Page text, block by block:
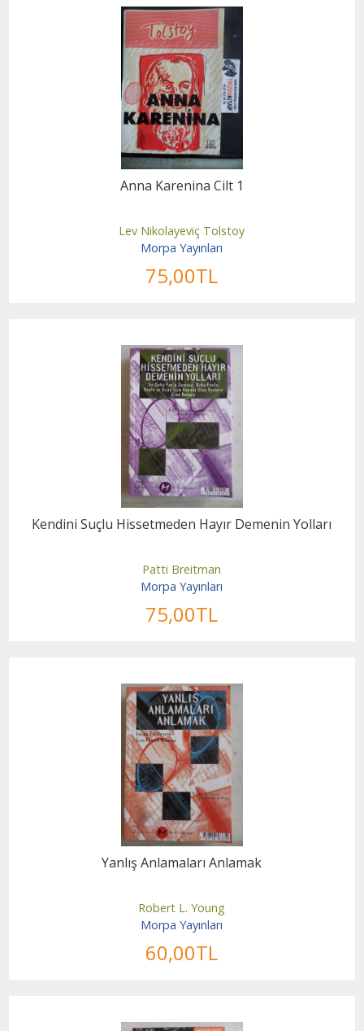
Anna Karenina Cilt 1
Lev Nikolayeviç Tolstoy
Morpa Yayınları
75,00TL
Kendini Suçlu Hissetmeden Hayır Demenin Yolları
Patti Breitman
Morpa Yayınları
75,00TL
Yanlış Anlamaları Anlamak
Robert L. Young
Morpa Yayınları
60,00TL